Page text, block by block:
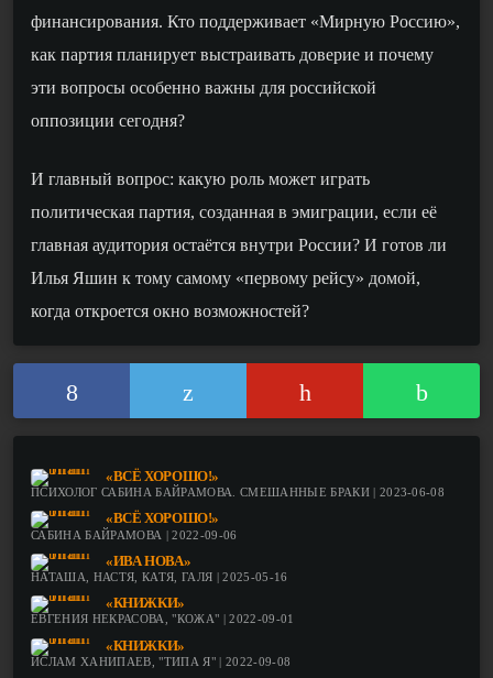
финансирования. Кто поддерживает «Мирную Россию»,
как партия планирует выстраивать доверие и почему
эти вопросы особенно важны для российской
оппозиции сегодня?
И главный вопрос: какую роль может играть
политическая партия, созданная в эмиграции, если её
главная аудитория остаётся внутри России? И готов ли
Илья Яшин к тому самому «первому рейсу» домой,
когда откроется окно возможностей?
«ВСЁ ХОРОШО!»
ПСИХОЛОГ САБИНА БАЙРАМОВА. СМЕШАННЫЕ БРАКИ | 2023-06-08
«ВСЁ ХОРОШО!»
САБИНА БАЙРАМОВА | 2022-09-06
«ИВА НОВА»
НАТАША, НАСТЯ, КАТЯ, ГАЛЯ | 2025-05-16
«КНИЖКИ»
ЕВГЕНИЯ НЕКРАСОВА, "КОЖА" | 2022-09-01
«КНИЖКИ»
ИСЛАМ ХАНИПАЕВ, "ТИПА Я" | 2022-09-08